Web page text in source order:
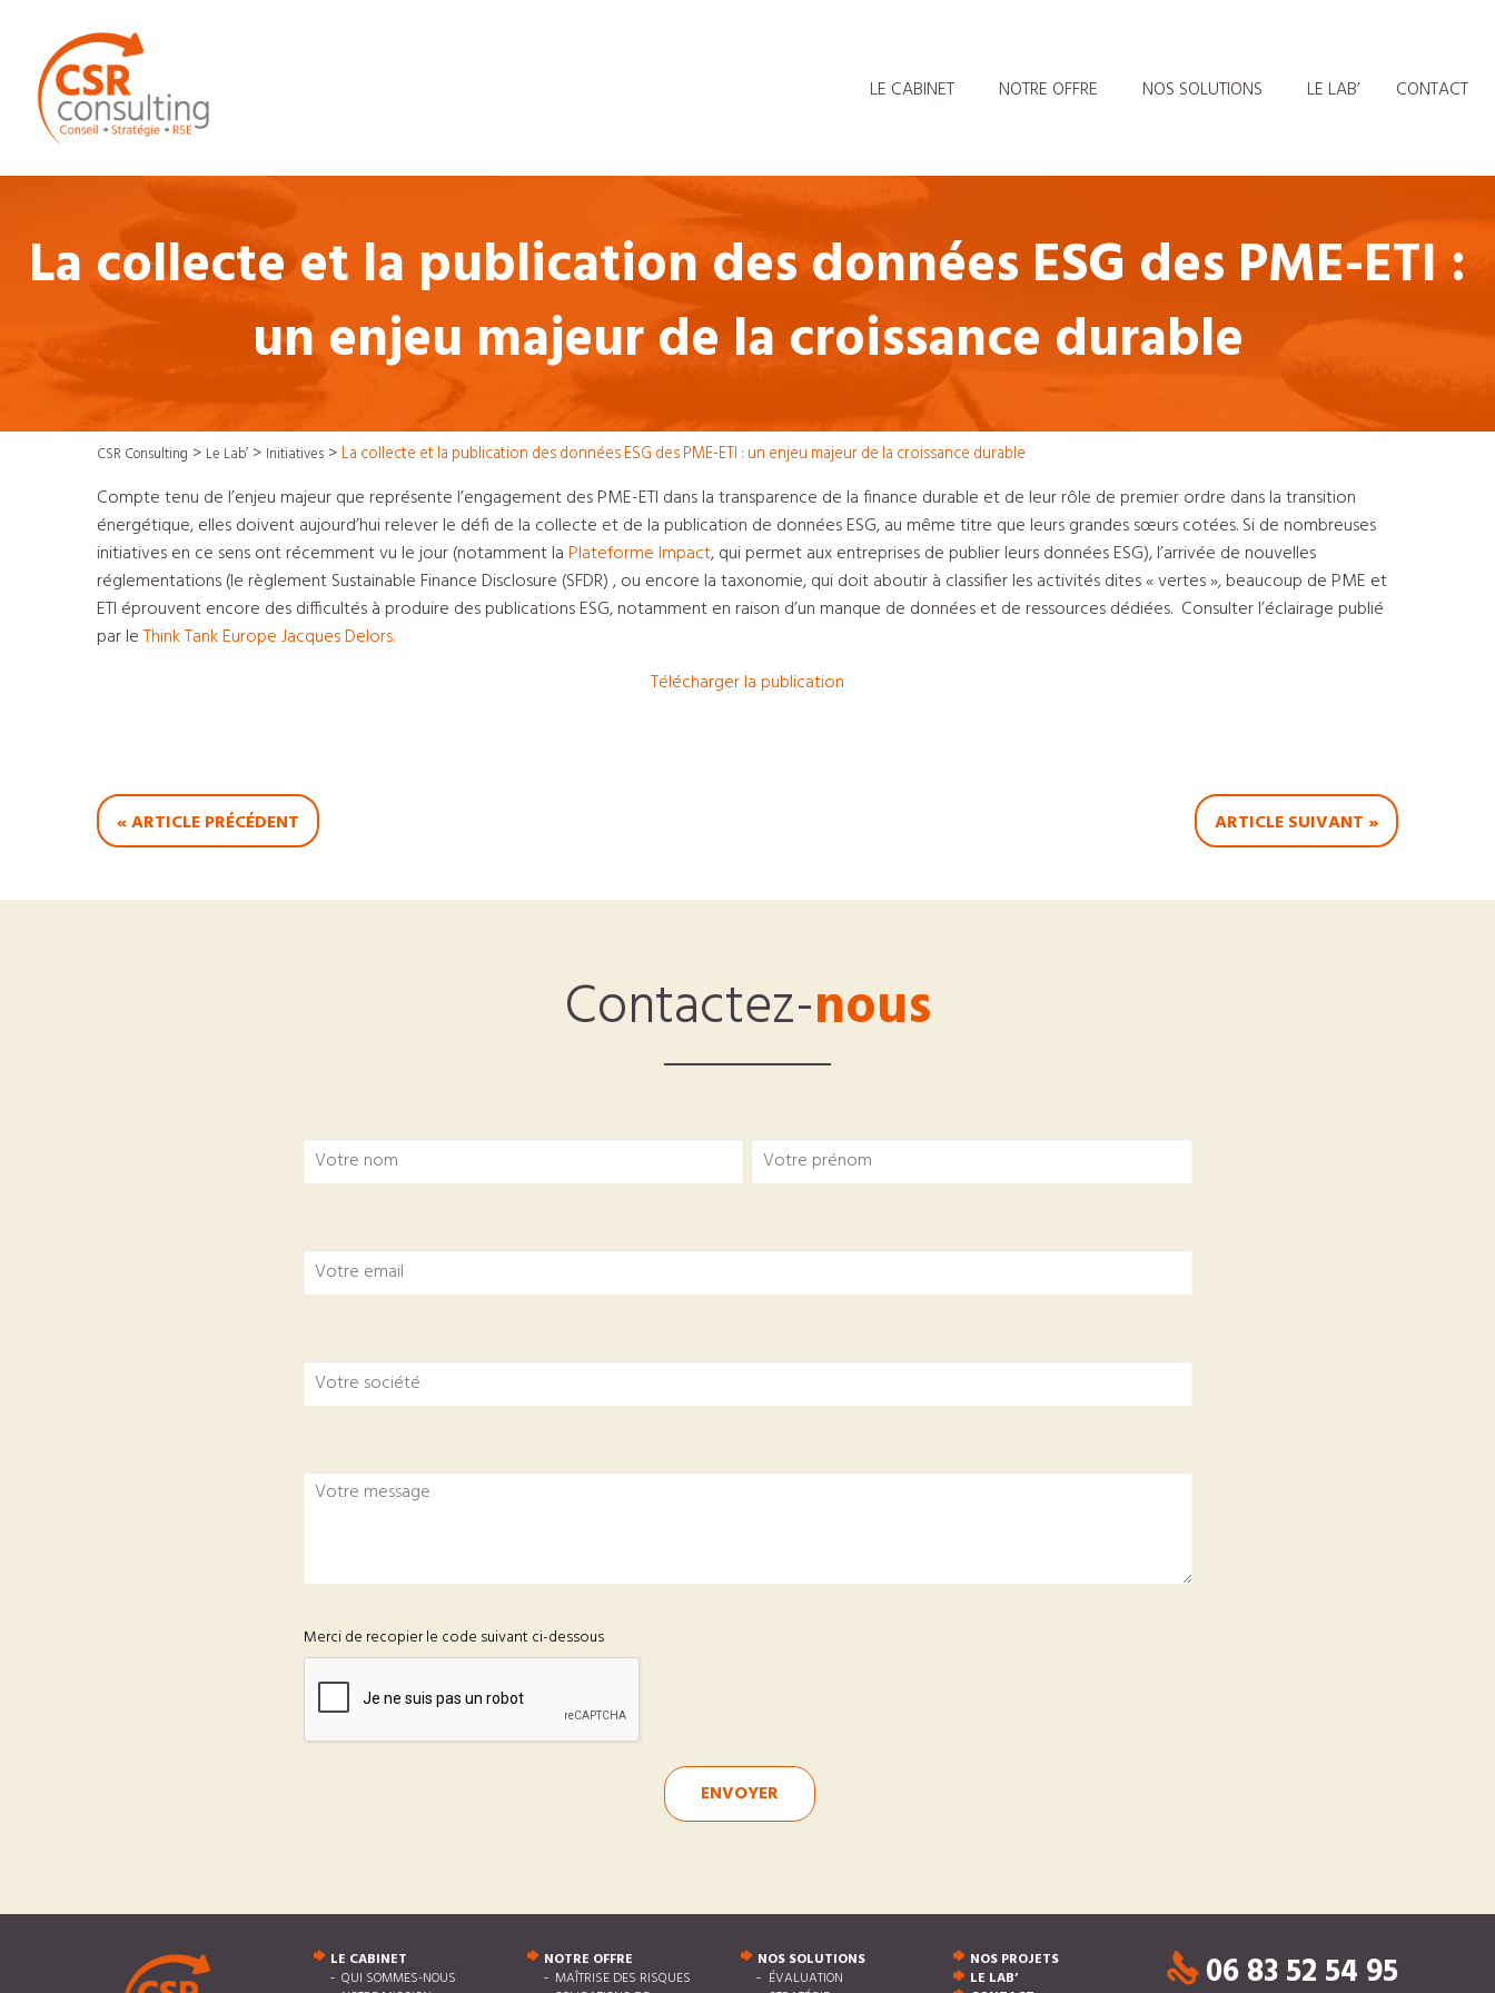
LE CABINET NOTRE OFFRE NOS SOLUTIONS LE LAB’ CONTACT
La collecte et la publication des données ESG des PME-ETI :
un enjeu majeur de la croissance durable
CSR Consulting > Le Lab’ > Initiatives > La collecte et la publication des données ESG des PME-ETI : un enjeu majeur de la croissance durable
Compte tenu de l’enjeu majeur que représente l’engagement des PME-ETI dans la transparence de la finance durable et de leur rôle de premier ordre dans la transition
énergétique, elles doivent aujourd’hui relever le défi de la collecte et de la publication de données ESG, au même titre que leurs grandes sœurs cotées. Si de nombreuses
initiatives en ce sens ont récemment vu le jour (notamment laPlateforme Impact, qui permet aux entreprises de publier leurs données ESG), l’arrivée de nouvelles
réglementations (le règlement Sustainable Finance Disclosure (SFDR) , ou encore la taxonomie, qui doit aboutir à classifier les activités dites « vertes », beaucoup de PME et
ETI éprouvent encore des difficultés à produire des publications ESG, notamment en raison d’un manque de données et de ressources dédiées. Consulter l’éclairage publié
par leThink Tank Europe Jacques Delors.
Télécharger la publication
« ARTICLE PRÉCÉDENT ARTICLE SUIVANT »
Contactez-nous
Merci de recopier le code suivant ci-dessous
ENVOYER
LE CABINET
QUI SOMMES-NOUS
NOTRE OFFRE
MAÎTRISE DES RISQUES
NOS SOLUTIONS
ÉVALUATION
NOS PROJETS
LE LAB’
06 83 52 54 95